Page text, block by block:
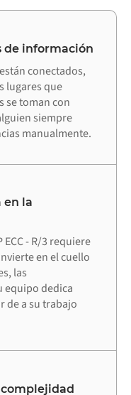
de información
conectados,
lugares que
se toman con
siempre
manualmente.
en la
- R/3 requiere
en el cuello
las
equipo dedica
de a su trabajo